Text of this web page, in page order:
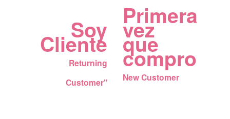
Soy
Cliente
Returning
Customer"
Primera
vez
que
compro
New Customer